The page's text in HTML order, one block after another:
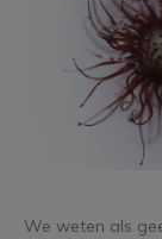
We weten als